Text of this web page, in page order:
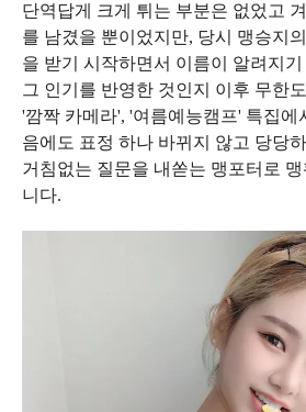
단역답게 크게 튀는 부분은 없었고
를 남겼을 뿐이었지만, 당시 맹승지
을 받기 시작하면서 이름이 알려지
그 인기를 반영한 것인지 이후 무한
'깜짝 카메라', '여름예능캠프' 특집에
음에도 표정 하나 바뀌지 않고 당당
거침없는 질문을 내쏟는 맹포터로
니다.